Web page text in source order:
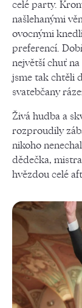
celé party.
našlehanými
ovocnými
preferencí.
největší chuť
jsme tak chtěli
svatebčany
Živá hudba a
rozproudily
nikoho
dědečka,
hvězdou celé